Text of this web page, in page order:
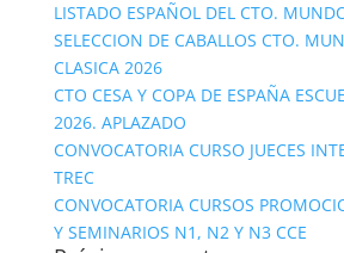
LISTADO ESPAÑOL DEL CTO.
SELECCION DE CABALLOS CTO.
CLASICA 2026
CTO CESA Y COPA DE ESPAÑA
2026. APLAZADO
CONVOCATORIA CURSO JUECES
TREC
CONVOCATORIA CURSOS
Y SEMINARIOS N1, N2 Y N3 CCE